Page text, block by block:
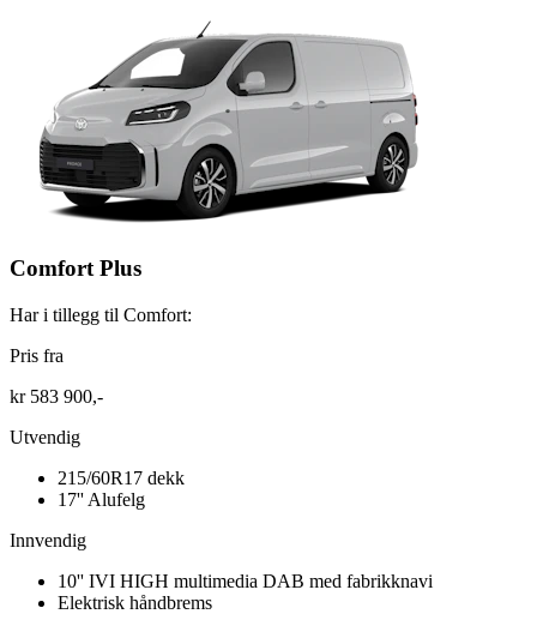
Comfort Plus
Har i tillegg til Comfort:
Pris fra
kr 583 900,-
Utvendig
215/60R17 dekk
17'' Alufelg
Innvendig
10'' IVI HIGH multimedia DAB med fabrikknavi
Elektrisk håndbrems